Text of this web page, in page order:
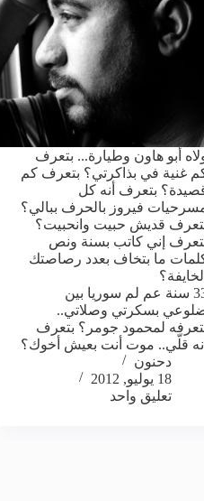
أبو هاون وطيارة... بتعرف
غنية في بذاكرتي؟ بتعرف كم
بتعرف أنه كل
فيروز بالحرف ببالي؟
قديش حبيت وانحبيت؟
إني كاتب بسنة ونص
ما بتخاف بعدد رصاصتك
الخايفة؟
33 سنة عم لم سوريا بين
بسكرتي وصلاتي..
لمحمود جومر؟ بتعرف
أنه قلّي.. موت أنت بعيش أخوك؟
دحنون
18 يوليو, 2012
تعليق واحد